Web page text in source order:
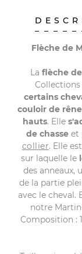
Flèche de
La flèche
Collections
certains
couloir de
hauts. Elle
de chasseet
collier. Elle
sur laquelle le
des anneaux,
de la partie
avec le cheval.
notre
Composition :